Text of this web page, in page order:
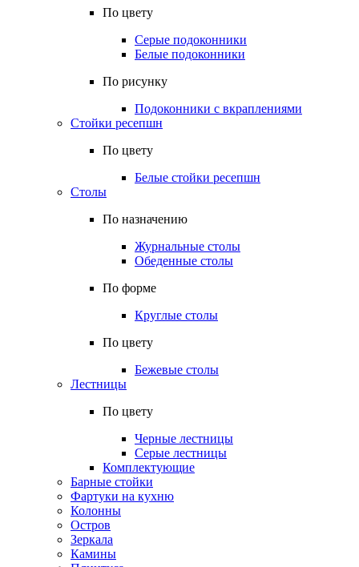
По цвету
Серые подоконники
Белые подоконники
По рисунку
Подоконники с вкраплениями
Стойки ресепшн
По цвету
Белые стойки ресепшн
Столы
По назначению
Журнальные столы
Обеденные столы
По форме
Круглые столы
По цвету
Бежевые столы
Лестницы
По цвету
Черные лестницы
Серые лестницы
Комплектующие
Барные стойки
Фартуки на кухню
Колонны
Остров
Зеркала
Камины